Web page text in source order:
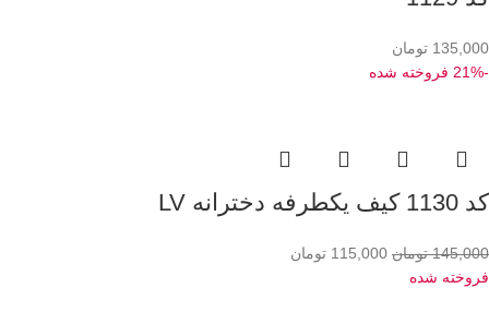
135,000 تومان
-21%
فروخته شده
کد 1130 کیف یکطرفه دخترانه LV
145,000 تومان 115,000 تومان
فروخته شده